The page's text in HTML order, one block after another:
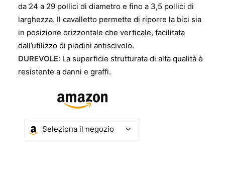
da 24 a 29 pollici di diametro e fino a 3,5 pollici di
larghezza. Il cavalletto permette di riporre la bici sia
in posizione orizzontale che verticale, facilitata
dall’utilizzo di piedini antiscivolo.
DUREVOLE: La superficie strutturata di alta qualità è
resistente a danni e graffi.